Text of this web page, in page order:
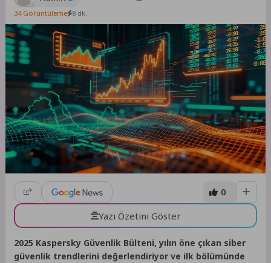
34 Görüntüleme 8 dk.
0
Yazı Özetini Göster
2025 Kaspersky Güvenlik Bülteni, yılın öne çıkan siber
güvenlik trendlerini değerlendiriyor ve ilk bölümünde